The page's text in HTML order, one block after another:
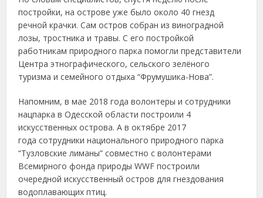
постройки, на острове уже было около 40 гнезд
речной крачки. Сам остров собран из виноградной
лозы, тростника и травы. С его постройкой
работникам природного парка помогли представители
Центра этнографического, сельского зелёного
туризма и семейного отдыха “Фрумушика-Нова”.
Напомним, в мае 2018 года волонтеры и сотрудники
нацпарка в Одесской области построили 4
искусственных острова. А в октябре 2017
года сотрудники национального природного парка
“Тузловские лиманы” совместно с волонтерами
Всемирного фонда природы WWF построили
очередной искусственный остров для гнездования
водоплавающих птиц.